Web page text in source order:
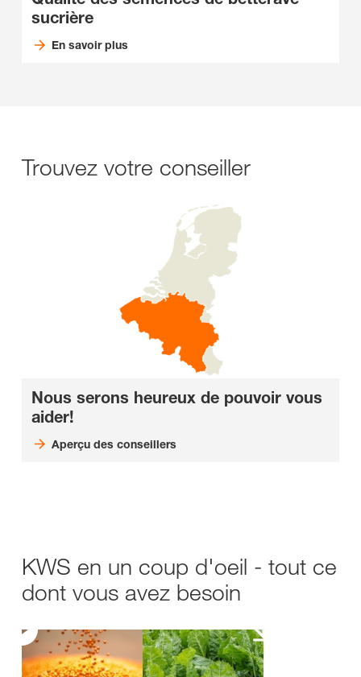
sucrière
En savoir plus
Trouvez votre conseiller
Nous serons heureux de pouvoir vous
aider!
Aperçu des conseillers
KWS en un coup d'oeil - tout ce
dont vous avez besoin